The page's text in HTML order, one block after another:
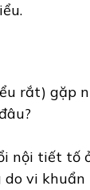
rắt) gặp
nội tiết tố
vi khuẩn